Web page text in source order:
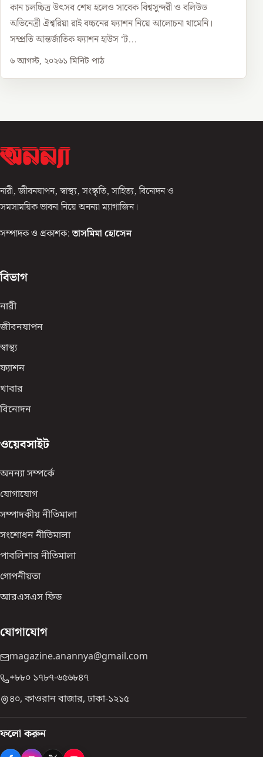
কান চলচ্চিত্র উৎসব শেষ হলেও সাবেক বিশ্বসুন্দরী ও বলিউড
অভিনেত্রী ঐশ্বরিয়া রাই বচ্চনের ফ্যাশন নিয়ে আলোচনা থামেনি।
সম্প্রতি আন্তর্জাতিক ফ্যাশন হাউস ‘ট...
৬ আগস্ট, ২০২৬১ মিনিট পাঠ
নারী, জীবনযাপন, স্বাস্থ্য, সংস্কৃতি, সাহিত্য, বিনোদন ও
সমসাময়িক ভাবনা নিয়ে অনন্যা ম্যাগাজিন।
সম্পাদক ও প্রকাশক: তাসমিমা হোসেন
বিভাগ
নারী
জীবনযাপন
স্বাস্থ্য
ফ্যাশন
খাবার
বিনোদন
ওয়েবসাইট
অনন্যা সম্পর্কে
যোগাযোগ
সম্পাদকীয় নীতিমালা
সংশোধন নীতিমালা
পাবলিশার নীতিমালা
গোপনীয়তা
আরএসএস ফিড
যোগাযোগ
magazine.anannya@gmail.com
+৮৮০ ১৭৮৭-৬৫৬৮৪৭
৪০, কাওরান বাজার, ঢাকা-১২১৫
ফলো করুন